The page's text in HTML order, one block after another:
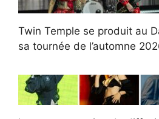
Twin Temple se produit au
sa tournée de l’automne